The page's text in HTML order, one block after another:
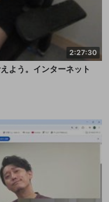
2:27:30
よう。インターネット